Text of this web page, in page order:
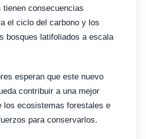
consecuencias
el ciclo del carbono y los
bosques latifoliados a escala
esperan que este nuevo
contribuir a una mejor
los ecosistemas forestales e
para conservarlos.